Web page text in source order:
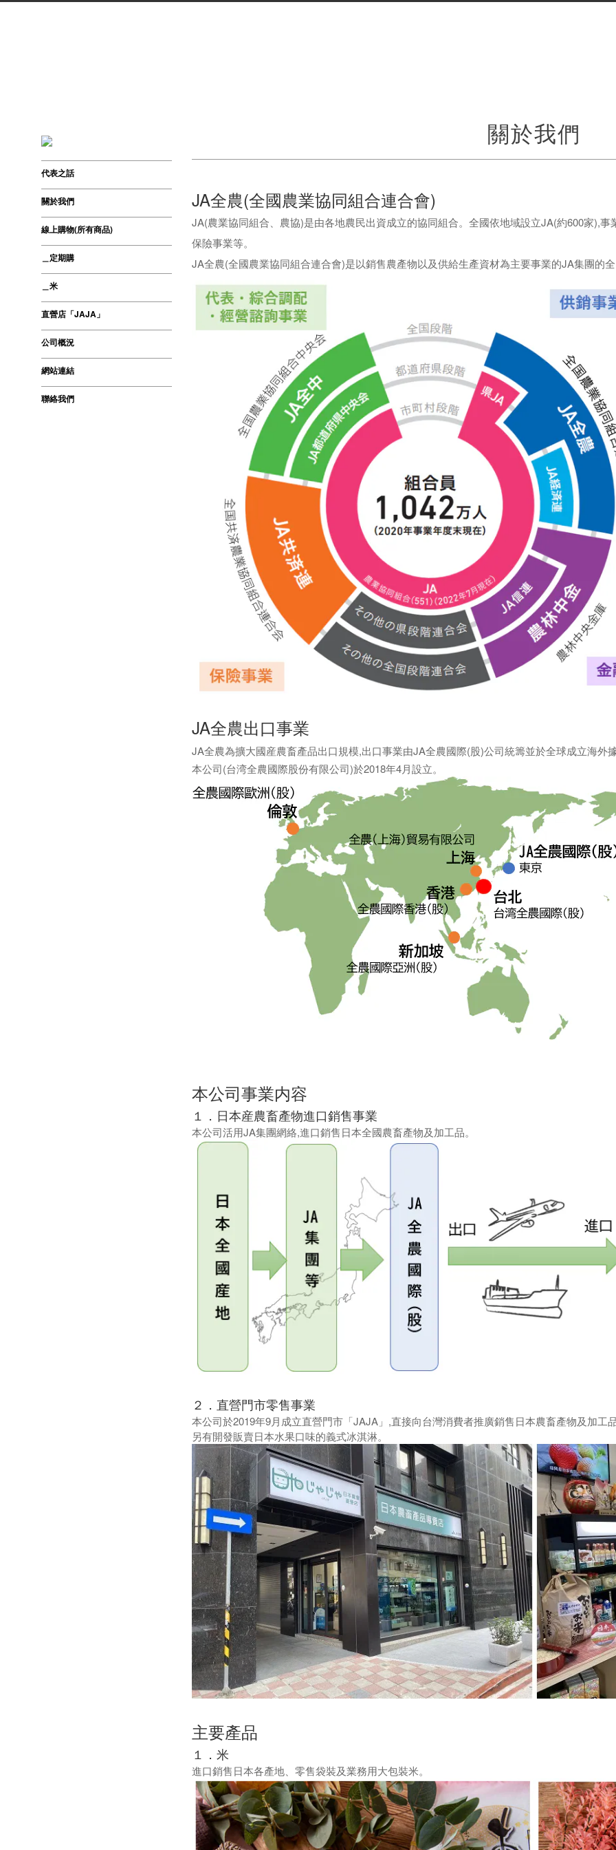
代表之話
關於我們
線上購物(所有商品)
＿定期購
＿米
直營店「JAJA」
公司概況
網站連結
聯絡我們
關於我們
JA全農(全國農業協同組合連合會)
JA(農業協同組合、農協)是由各地農民出資成立的協同組合。全國依地域設立JA(約600家),
保險事業等。
JA全農(全國農業協同組合連合會)是以銷售農產物以及供給生產資材為主要事業的JA集團的
JA全農出口事業
JA全農為擴大國産農畜產品出口規模,出口事業由JA全農國際(股)公司統籌並於全球成立海外
本公司(台湾全農國際股份有限公司)於2018年4月設立。
本公司事業内容
１．日本産農畜產物進口銷售事業
本公司活用JA集團網絡,進口銷售日本全國農畜產物及加工品。
２．直營門市零售事業
本公司於2019年9月成立直營門市「JAJA」,直接向台灣消費者推廣銷售日本農畜產物及加工
另有開發販賣日本水果口味的義式冰淇淋。
主要產品
１．米
進口銷售日本各產地、零售袋裝及業務用大包裝米。